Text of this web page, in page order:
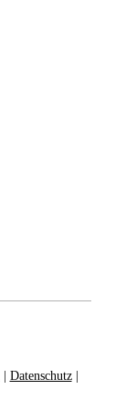
| Datenschutz|